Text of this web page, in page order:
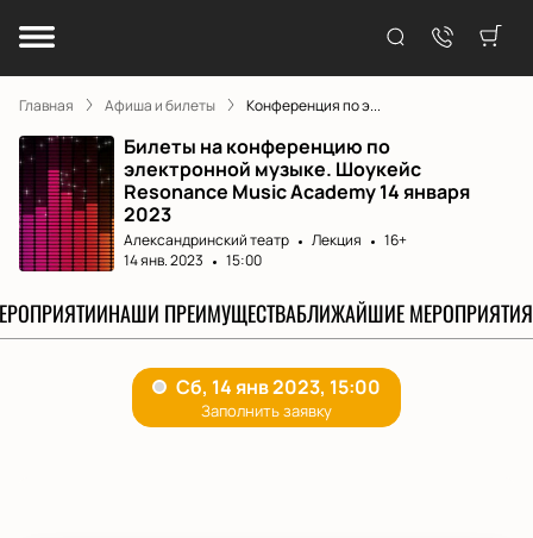
Главная Афиша и билеты Конференция по э...
Билеты на конференцию по
электронной музыке. Шоукейс
Resonance Music Academy 14 января
2023
Александринский театр Лекция
16+
14 янв. 2023
15:00
НАШИ ПРЕИМУЩЕСТВАБЛИЖАЙШИЕ МЕРОПРИЯТИЯ